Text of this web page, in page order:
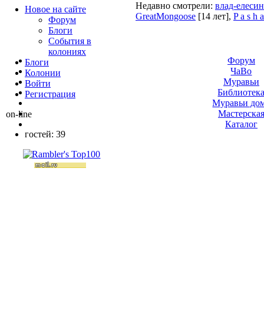
Недавно смотрели: влад-
GreatMongoose [14 лет], P a s h a
Новое на сайте
Форум
Блоги
События в
колониях
Блоги
Колонии
Войти
Peгиcтpaция
on-line
гостей: 39
Форум
ЧаВо
Муравьи
Муравьи
Мастерская
Каталог